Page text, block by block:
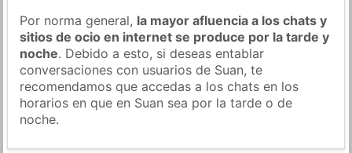
Por norma general, la mayor afluencia a los chats y
sitios de ocio en internet se produce por la tarde y
noche. Debido a esto, si deseas entablar
conversaciones con usuarios de Suan, te
recomendamos que accedas a los chats en los
horarios en que en Suan sea por la tarde o de
noche.